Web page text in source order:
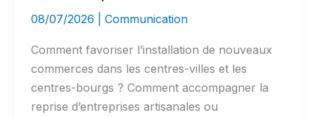
08/07/2026 Communication
Comment favoriser l’installation de nouveaux
commerces dans les centres-villes et les
centres-bourgs ? Comment accompagner la
reprise d’entreprises artisanales ou